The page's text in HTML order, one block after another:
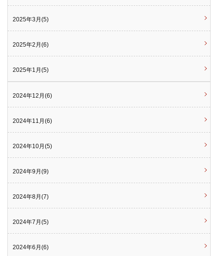
2025年3月(5)
2025年2月(6)
2025年1月(5)
2024年12月(6)
2024年11月(6)
2024年10月(5)
2024年9月(9)
2024年8月(7)
2024年7月(5)
2024年6月(6)